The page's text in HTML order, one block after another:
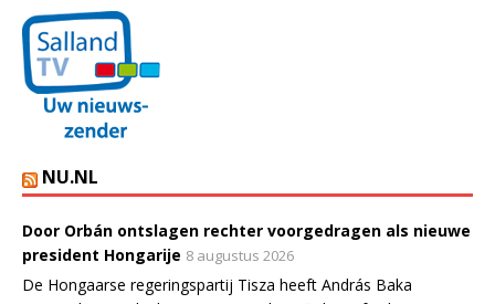
NU.NL
Door Orbán ontslagen rechter voorgedragen als nieuwe
president Hongarije 8 augustus 2026
De Hongaarse regeringspartij Tisza heeft András Baka